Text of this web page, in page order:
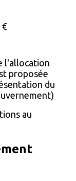
€
l'allocation
proposée
du
au